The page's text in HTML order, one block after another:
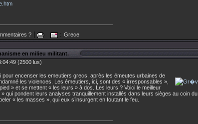
? : Grece
en milieu militant.
(2500 lus)
pour encenser les emeutiers grecs, après les émeutes urbaines de
les violences. Les émeutiers, ici, sont des « irresponsables »,
» et se mettent « les leurs » à dos. Les leurs ? Voici le meilleur
qui pondent leurs analyses tranquillement installés dans leurs sièges au coin du
« les masses », qui eux s’insurgent en foutant le feu.